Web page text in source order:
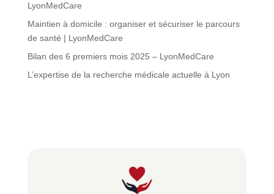
LyonMedCare
Maintien à domicile : organiser et sécuriser le parcours
de santé | LyonMedCare
Bilan des 6 premiers mois 2025 – LyonMedCare
L’expertise de la recherche médicale actuelle à Lyon